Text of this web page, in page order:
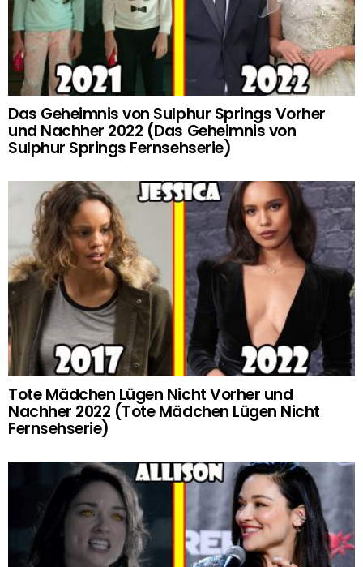
Das Geheimnis von Sulphur Springs Vorher
und Nachher 2022 (Das Geheimnis von
Sulphur Springs Fernsehserie)
Tote Mädchen Lügen Nicht Vorher und
Nachher 2022 (Tote Mädchen Lügen Nicht
Fernsehserie)